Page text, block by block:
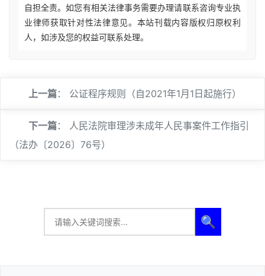
自担全责。如您有相关法律事务需要办理请联系咨询专业执
业律师获取针对性法律意见。本站刊载内容版权归原权利
人，如涉及您的权益可联系处理。
上一篇： 公证程序规则（自2021年1月1日起施行）
下一篇： 人民法院审理涉未成年人民事案件工作指引
（法办〔2026〕76号）
🔍